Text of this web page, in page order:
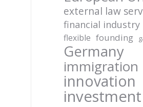
external law
financial industry
flexible founding
Germany
immigration
innovation
investment